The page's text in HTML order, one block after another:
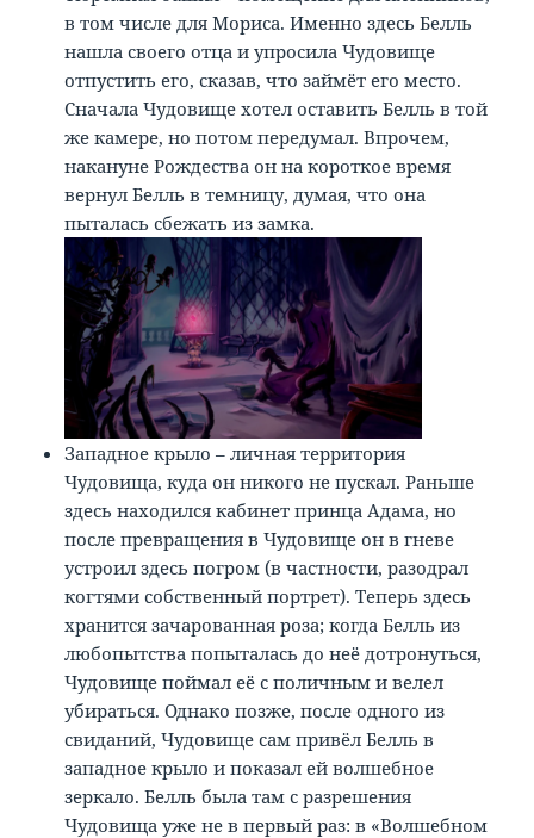
в том числе для Мориса. Именно здесь Белль
нашла своего отца и упросила Чудовище
отпустить его, сказав, что займёт его место.
Сначала Чудовище хотел оставить Белль в той
же камере, но потом передумал. Впрочем,
накануне Рождества он на короткое время
вернул Белль в темницу, думая, что она
пыталась сбежать из замка.
Западное крыло – личная территория
Чудовища, куда он никого не пускал. Раньше
здесь находился кабинет принца Адама, но
после превращения в Чудовище он в гневе
устроил здесь погром (в частности, разодрал
когтями собственный портрет). Теперь здесь
хранится зачарованная роза; когда Белль из
любопытства попыталась до неё дотронуться,
Чудовище поймал её с поличным и велел
убираться. Однако позже, после одного из
свиданий, Чудовище сам привёл Белль в
западное крыло и показал ей волшебное
зеркало. Белль была там с разрешения
Чудовища уже не в первый раз: в «Волшебном